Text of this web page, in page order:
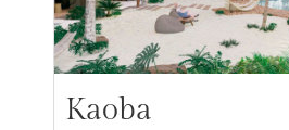
Kaoba